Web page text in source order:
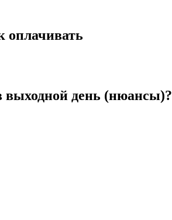
оплачивать
выходной день (нюансы)?